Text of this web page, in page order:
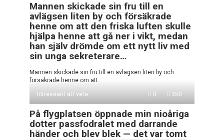
Mannen skickade sin fru till en
avlägsen liten by och försäkrade
henne om att den friska luften skulle
hjälpa henne att gå ner i vikt, medan
han själv drömde om ett nytt liv med
sin unga sekreterare…
Mannen skickade sin fru till en avlägsen liten by och
försäkrade henne om att
Intressant att veta
0 350
På flygplatsen öppnade min nioåriga
dotter passfodralet med darrande
händer och blev blek — det var tomt